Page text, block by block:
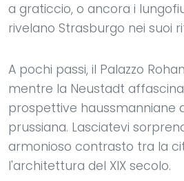
a graticcio, o ancora i
rivelano Strasburgo nei suoi
A pochi passi, il Palazzo
mentre la Neustadt
prospettive haussmanniane
prussiana. Lasciatevi
armonioso contrasto tra la
l'architettura del XIX secolo.